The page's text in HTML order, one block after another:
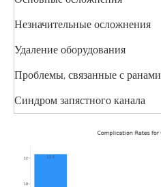
Незначительные осложнения
Удаление оборудования
Проблемы, связанные с ранами
Синдром запястного канала